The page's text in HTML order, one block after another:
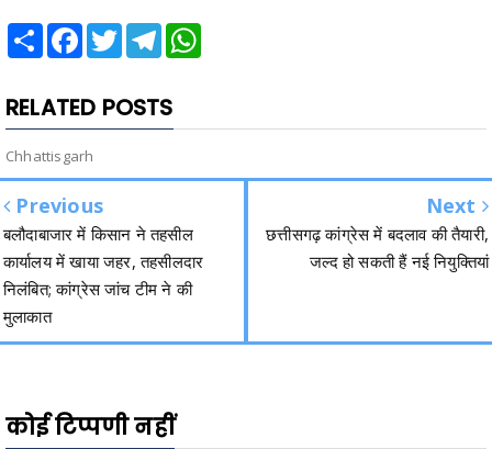
Share Facebook
TwitterTelegram
RELATED POSTS
Chhattisgarh
Previous
बलौदाबाजार में किसान ने तहसील
कार्यालय में खाया जहर, तहसीलदार
निलंबित; कांग्रेस जांच टीम ने की
मुलाकात
Next
छत्तीसगढ़ कांग्रेस में बदलाव की तैयारी,
जल्द हो सकती हैं नई नियुक्तियां
कोई टिप्पणी नहीं